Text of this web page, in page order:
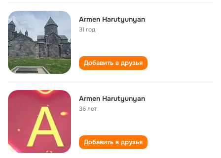
Armen Harutyunyan
31 год
Добавить в друзья
Armen Harutyunyan
36 лет
Добавить в друзья